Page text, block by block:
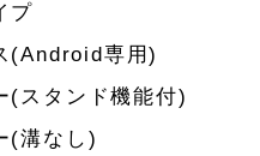
プ
(Android専用)
(スタンド機能付)
(溝なし)